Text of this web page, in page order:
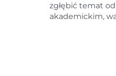
zgłębić temat
akademickim,